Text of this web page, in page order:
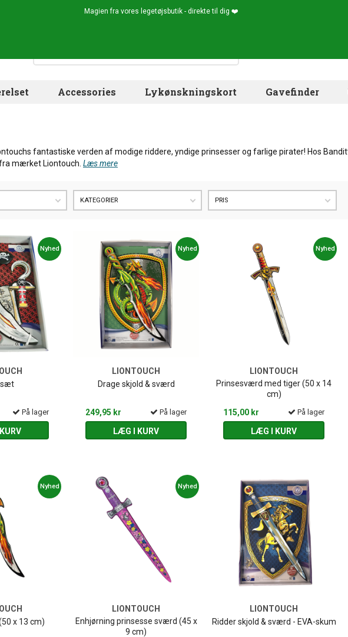
Magien fra vores legetøjsbutik - direkte til dig ❤️
Accessories Lykønskningskort Gavefinder
fantastiske verden af modige riddere, yndige prinsesser og farlige pirater! Hos
mærket Liontouch. Læs mere
KATEGORIER PRIS
Nyhed
På lager
Nyhed
LIONTOUCH
Drage skjold & sværd
249,95 kr På lager
LÆG I KURV
Nyhed
LIONTOUCH
Prinsesværd med tiger (50 x 14
cm)
115,00 kr
På lager
LÆG I KURV
Nyhed
x 13 cm)
Nyhed
LIONTOUCH
Enhjørning prinsesse sværd (45 x
9 cm)
LIONTOUCH
Ridder skjold & sværd - EVA-skum